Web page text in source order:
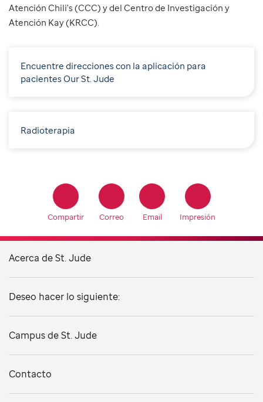
Atención Chili's (CCC) y del Centro de Investigación y
Atención Kay (KRCC).
Encuentre direcciones con la aplicación para
pacientes Our St. Jude
Radioterapia
Compartir Correo Email Impresión
Acerca de St. Jude
Deseo hacer lo siguiente:
Campus de St. Jude
Contacto